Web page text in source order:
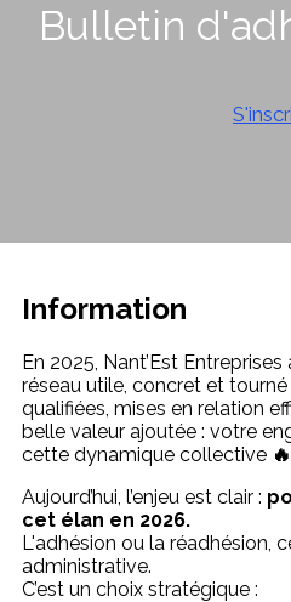
Bulletin
Information
En 2025, Nant’Est
réseau utile, concret et tourné
qualifiées, mises en relation
belle valeur ajoutée : votre
cette dynamique collective 🔥
Aujourd’hui, l’enjeu est clair :
cet élan en 2026.
L'adhésion ou la réadhésion,
administrative.
C’est un choix stratégique :